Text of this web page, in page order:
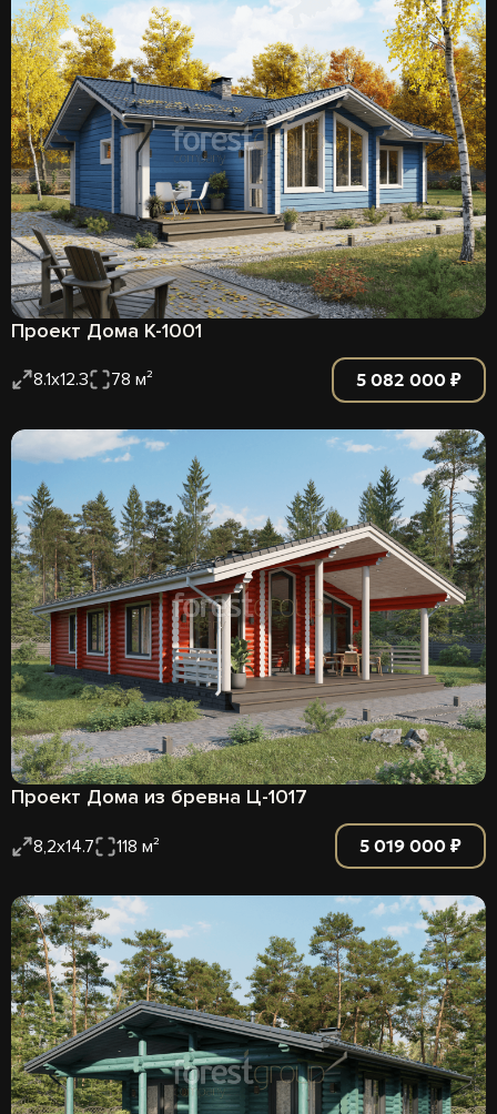
Проект Дома К-1001
8.1х12.3 78 м² 5 082 000 ₽
Проект Дома из бревна Ц-1017
8,2х14.7 118 м² 5 019 000 ₽